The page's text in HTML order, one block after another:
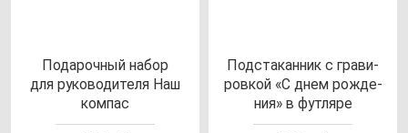
Пода­роч­ный на­бор
для ру­ко­во­ди­те­ля Наш
ком­пас
Под­ста­кан­ник с гра­ви­
ров­кой «С днем рож­де­
ния» в фут­ля­ре